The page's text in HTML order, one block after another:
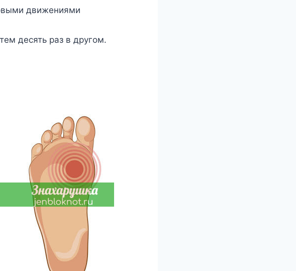
движениями
десять раз в другοм.